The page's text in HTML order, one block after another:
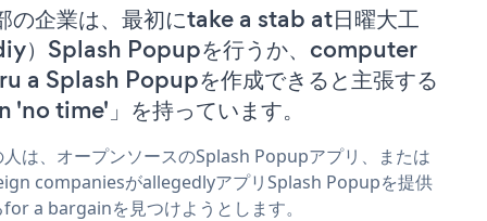
の企業は、最初にtake a stab at日曜大工
diy）Splash Popupを行うか、computer
a Splash Popupを作成できると主張する
'no time'」を持っています。
人は、オープンソースのSplash Popupアプリ、または
companiesがallegedlyアプリSplash Popupを提供
a bargainを見つけようとします。